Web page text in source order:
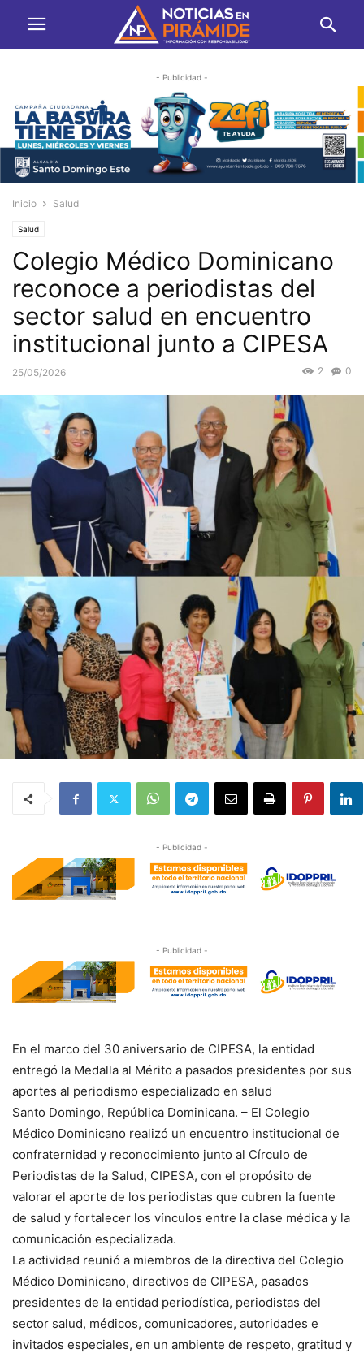
- Publicidad -
Inicio Salud
Salud
Colegio Médico Dominicano
reconoce a periodistas del
sector salud en encuentro
institucional junto a CIPESA
25/05/2026 0
2
- Publicidad -
- Publicidad -
En el marco del 30 aniversario de CIPESA, la entidad
entregó la Medalla al Mérito a pasados presidentes por sus
aportes al periodismo especializado en salud
Santo Domingo, República Dominicana. – El Colegio
Médico Dominicano realizó un encuentro institucional de
confraternidad y reconocimiento junto al Círculo de
Periodistas de la Salud, CIPESA, con el propósito de
valorar el aporte de los periodistas que cubren la fuente
de salud y fortalecer los vínculos entre la clase médica y la
comunicación especializada.
La actividad reunió a miembros de la directiva del Colegio
Médico Dominicano, directivos de CIPESA, pasados
presidentes de la entidad periodística, periodistas del
sector salud, médicos, comunicadores, autoridades e
invitados especiales, en un ambiente de respeto, gratitud y